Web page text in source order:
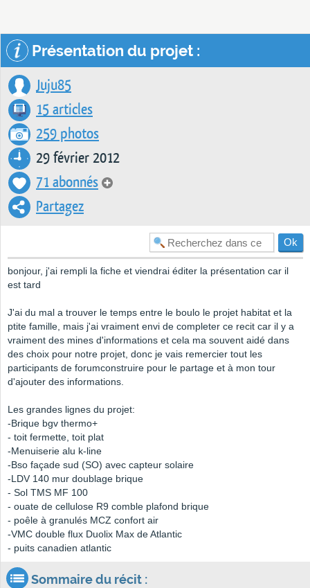
Présentation du projet :
Juju85
15 articles
259 photos
29 février 2012
71 abonnés
Partagez
bonjour, j'ai rempli la fiche et viendrai éditer la présentation car il
est tard
J'ai du mal a trouver le temps entre le boulo le projet habitat et la
ptite famille, mais j'ai vraiment envi de completer ce recit car il y a
vraiment des mines d'informations et cela ma souvent aidé dans
des choix pour notre projet, donc je vais remercier tout les
participants de forumconstruire pour le partage et à mon tour
d'ajouter des informations.
Les grandes lignes du projet:
-Brique bgv thermo+
- toit fermette, toit plat
-Menuiserie alu k-line
-Bso façade sud (SO) avec capteur solaire
-LDV 140 mur doublage brique
- Sol TMS MF 100
- ouate de cellulose R9 comble plafond brique
- poêle à granulés MCZ confort air
-VMC double flux Duolix Max de Atlantic
- puits canadien atlantic
Sommaire du récit :